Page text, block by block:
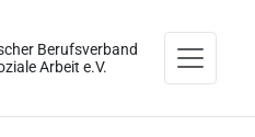
Berufsverband
Arbeit e.V.